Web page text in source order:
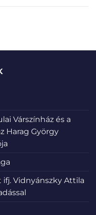
Várszínház és a
Harag György
Vidnyánszky Attila